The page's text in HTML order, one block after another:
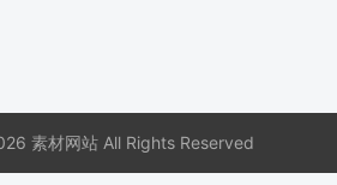
素材网站 All Rights Reserved